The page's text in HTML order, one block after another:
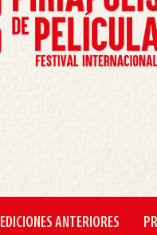
EDICIONES ANTERIORES